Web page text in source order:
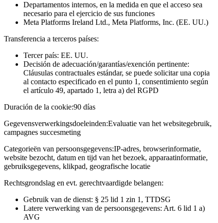
Departamentos internos, en la medida en que el acceso sea
necesario para el ejercicio de sus funciones
Meta Platforms Ireland Ltd., Meta Platforms, Inc. (EE. UU.)
Transferencia a terceros países:
Tercer país: EE. UU.
Decisión de adecuación/garantías/exención pertinente:
Cláusulas contractuales estándar, se puede solicitar una copia
al contacto especificado en el punto 1, consentimiento según
el artículo 49, apartado 1, letra a) del RGPD
Duración de la cookie:90 días
Gegevensverwerkingsdoeleinden:Evaluatie van het websitegebruik,
campagnes succesmeting
Categorieën van persoonsgegevens:IP-adres, browserinformatie,
website bezocht, datum en tijd van het bezoek, apparaatinformatie,
gebruiksgegevens, klikpad, geografische locatie
Rechtsgrondslag en evt. gerechtvaardigde belangen:
Gebruik van de dienst: § 25 lid 1 zin 1, TTDSG
Latere verwerking van de persoonsgegevens: Art. 6 lid 1 a)
AVG